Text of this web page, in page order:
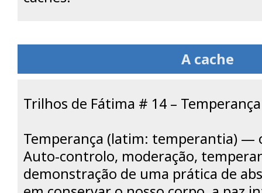
A cache
Trilhos de Fátima # 14 – Temperança
Temperança (latim: temperantia) —
Auto-controlo, moderação,
demonstração de uma prática de